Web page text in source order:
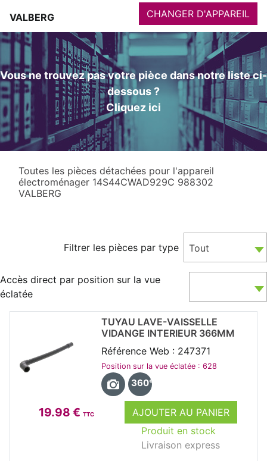
VALBERG CHANGER D'APPAREIL
Vous ne trouvez pas votre pièce dans notre liste ci-
dessous ?
Cliquez ici
Toutes les pièces détachées pour l'appareil
électroménager 14S44CWAD929C 988302
VALBERG
Filtrer les pièces par type Tout
Accès direct par position sur la vue
éclatée
19.98 € TTC
AJOUTER AU PANIER
Produit en stock
Livraison express
TUYAU LAVE-VAISSELLE
VIDANGE INTERIEUR 366MM
Référence Web : 247371
Position sur la vue éclatée : 628
360°